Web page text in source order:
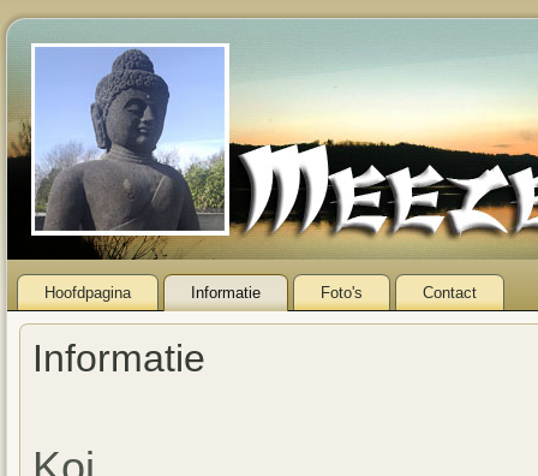
Hoofdpagina Informatie Foto's Contact
Informatie